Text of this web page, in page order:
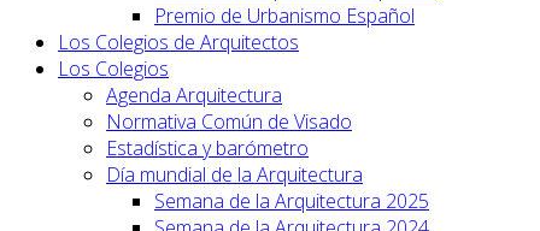
Premio de Urbanismo Español
Los Colegios de Arquitectos
Los Colegios
Agenda Arquitectura
Normativa Común de Visado
Estadística y barómetro
Día mundial de la Arquitectura
Semana de la Arquitectura 2025